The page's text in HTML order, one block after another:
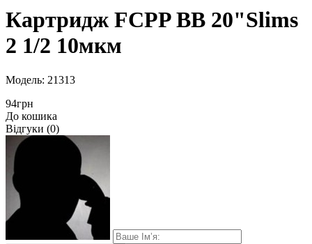
Картридж FCPP BB 20"Slims
2 1/2 10мкм
Модель: 21313
94грн
До кошика
Відгуки (0)